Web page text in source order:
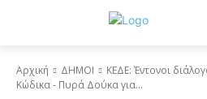
Αρχική ΔΗΜΟΙ
ΚΕΔΕ: Έντονοι
Κώδικα - Πυρά Δούκα για...